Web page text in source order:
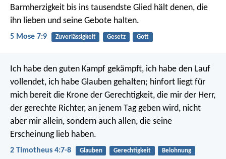
Barmherzigkeit bis ins tausendste Glied hält denen, die
ihn lieben und seine Gebote halten.
5 Mose 7:9 Zuverlässigkeit Gesetz Gott
Ich habe den guten Kampf gekämpft, ich habe den Lauf
vollendet, ich habe Glauben gehalten; hinfort liegt für
mich bereit die Krone der Gerechtigkeit, die mir der Herr,
der gerechte Richter, an jenem Tag geben wird, nicht
aber mir allein, sondern auch allen, die seine
Erscheinung lieb haben.
2 Timotheus 4:7-8 Glauben Gerechtigkeit Belohnung